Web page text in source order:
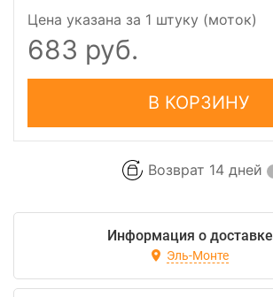
Цена указана за 1 штуку (моток)
683 руб.
В КОРЗИНУ
Возврат 14 дней
Информация о доставке
Эль-Монте